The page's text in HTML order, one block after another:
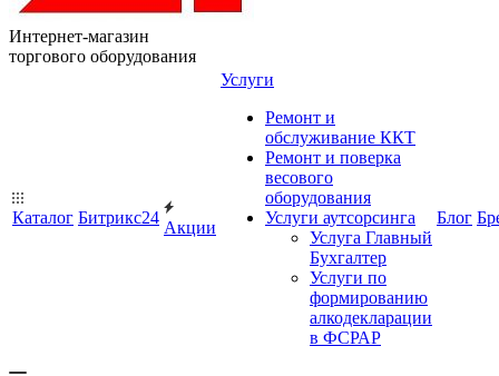
Интернет-магазин
торгового оборудования
Каталог Битрикс24
Акции
Услуги
Ремонт и
обслуживание ККТ
Ремонт и поверка
весового
оборудования
Услуги аутсорсинга
Услуга Главный
Бухгалтер
Услуги по
формированию
алкодекларации
в ФСРАР
Блог